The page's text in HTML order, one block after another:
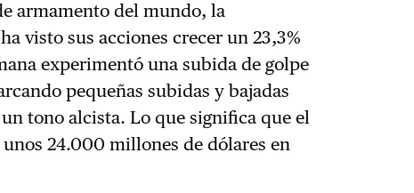
armamento del mundo, la
visto sus acciones crecer un 23,3%
experimentó una subida de golpe
pequeñas subidas y bajadas
tono alcista. Lo que significa que el
24.000 millones de dólares en